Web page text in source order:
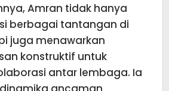
Amran tidak hanya
berbagai tantangan di
juga menawarkan
konstruktif untuk
antar lembaga. Ia